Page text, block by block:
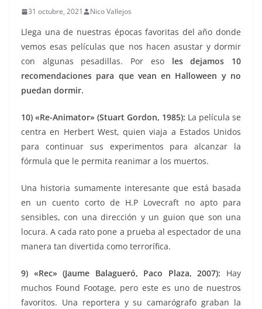
31 octubre, 2021 Nico Vallejos
Llega una de nuestras épocas favoritas del año donde
vemos esas películas que nos hacen asustar y dormir
con algunas pesadillas. Por eso les dejamos 10
recomendaciones para que vean en Halloween y no
puedan dormir.
10) «Re-Animator» (Stuart Gordon, 1985): La película se
centra en Herbert West, quien viaja a Estados Unidos
para continuar sus experimentos para alcanzar la
fórmula que le permita reanimar a los muertos.
Una historia sumamente interesante que está basada
en un cuento corto de H.P Lovecraft no apto para
sensibles, con una dirección y un guion que son una
locura. A cada rato pone a prueba al espectador de una
manera tan divertida como terrorífica.
9) «Rec» (Jaume Balagueró, Paco Plaza, 2007): Hay
muchos Found Footage, pero este es uno de nuestros
favoritos. Una reportera y su camarógrafo graban la